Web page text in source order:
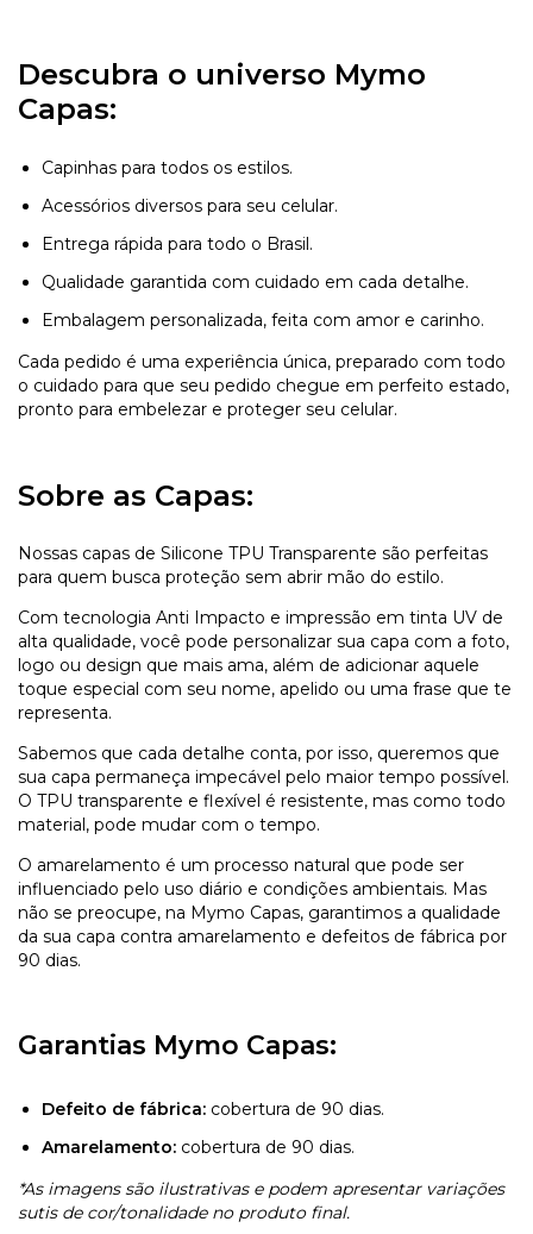
Descubra o universo Mymo
Capas:
Capinhas para todos os estilos.
Acessórios diversos para seu celular.
Entrega rápida para todo o Brasil.
Qualidade garantida com cuidado em cada detalhe.
Embalagem personalizada, feita com amor e carinho.
Cada pedido é uma experiência única, preparado com todo
o cuidado para que seu pedido chegue em perfeito estado,
pronto para embelezar e proteger seu celular.
Sobre as Capas:
Nossas capas de Silicone TPU Transparente são perfeitas
para quem busca proteção sem abrir mão do estilo.
Com tecnologia Anti Impacto e impressão em tinta UV de
alta qualidade, você pode personalizar sua capa com a foto,
logo ou design que mais ama, além de adicionar aquele
toque especial com seu nome, apelido ou uma frase que te
representa.
Sabemos que cada detalhe conta, por isso, queremos que
sua capa permaneça impecável pelo maior tempo possível.
O TPU transparente e flexível é resistente, mas como todo
material, pode mudar com o tempo.
O amarelamento é um processo natural que pode ser
influenciado pelo uso diário e condições ambientais. Mas
não se preocupe, na Mymo Capas, garantimos a qualidade
da sua capa contra amarelamento e defeitos de fábrica por
90 dias.
Garantias Mymo Capas:
Defeito de fábrica: cobertura de 90 dias.
Amarelamento: cobertura de 90 dias.
*As imagens são ilustrativas e podem apresentar variações
sutis de cor/tonalidade no produto final.